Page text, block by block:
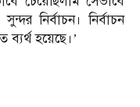
নির্বাচন। নির্বাচন
ব্যর্থ হয়েছে।’